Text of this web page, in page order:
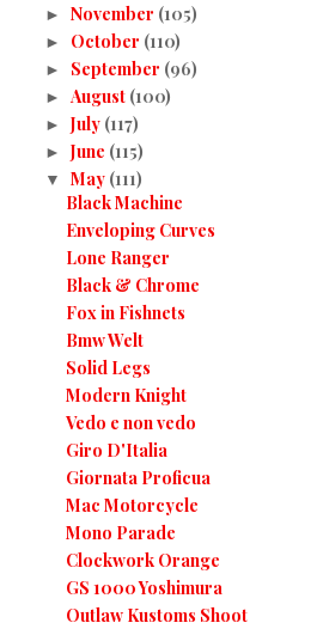
► November (105)
► October (110)
► September (96)
► August (100)
► July (117)
► June (115)
▼ May (111)
Black Machine
Enveloping Curves
Lone Ranger
Black & Chrome
Fox in Fishnets
Bmw Welt
Solid Legs
Modern Knight
Vedo e non vedo
Giro D'Italia
Giornata Proficua
Mac Motorcycle
Mono Parade
Clockwork Orange
GS 1000 Yoshimura
Outlaw Kustoms Shoot